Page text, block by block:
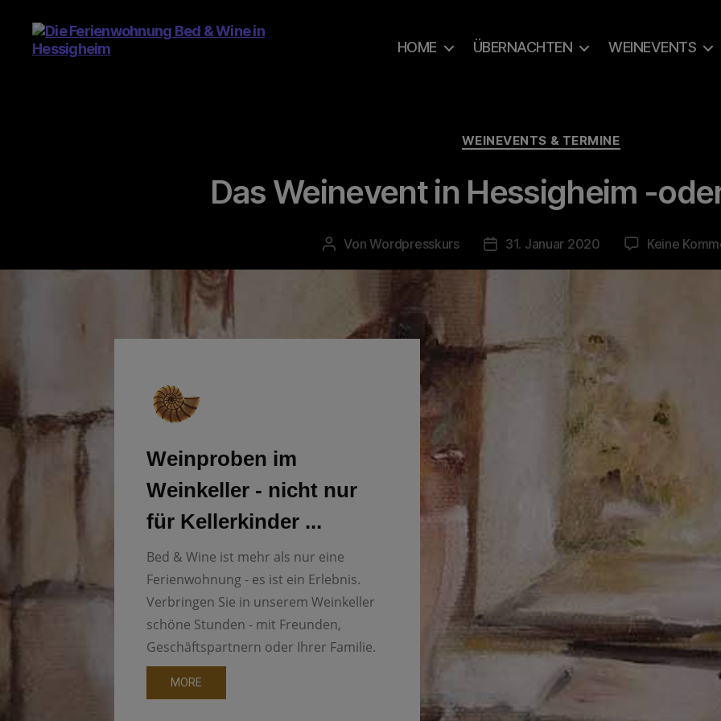
HOME ÜBERNACHTEN WEINEVENTS
Kategorien
WEINEVENTS & TERMINE
Das Weinevent in Hessigheim -
Beitragsautor
VonWordpresskurs Beitragsdatum
31. Januar 2020 Keine
Weinproben im
Weinkeller - nicht nur
für Kellerkinder ...
Bed & Wine ist mehr als nur eine
Ferienwohnung - es ist ein Erlebnis.
Verbringen Sie in unserem Weinkeller
schöne Stunden - mit Freunden,
Geschäftspartnern oder Ihrer Familie.
MORE